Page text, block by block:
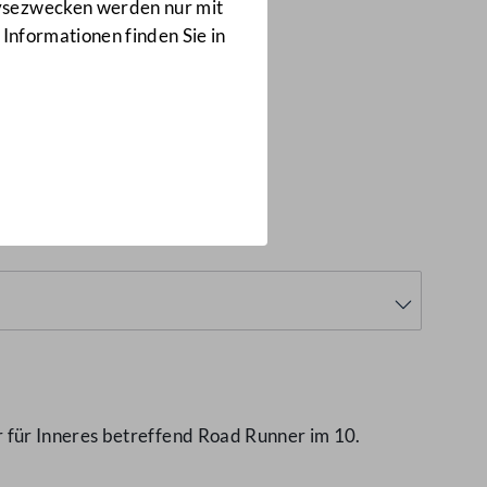
werden nur mit
finden Sie in
Anfragen
19097/J
Inneres betreffend Road Runner im 10.